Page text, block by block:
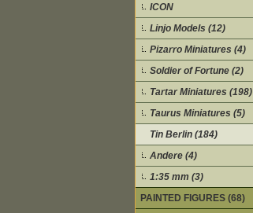
ICON
Linjo Models (12)
Pizarro Miniatures (4)
Soldier of Fortune (2)
Tartar Miniatures (198)
Taurus Miniatures (5)
Tin Berlin (184)
Andere (4)
1:35 mm (3)
PAINTED FIGURES (68)